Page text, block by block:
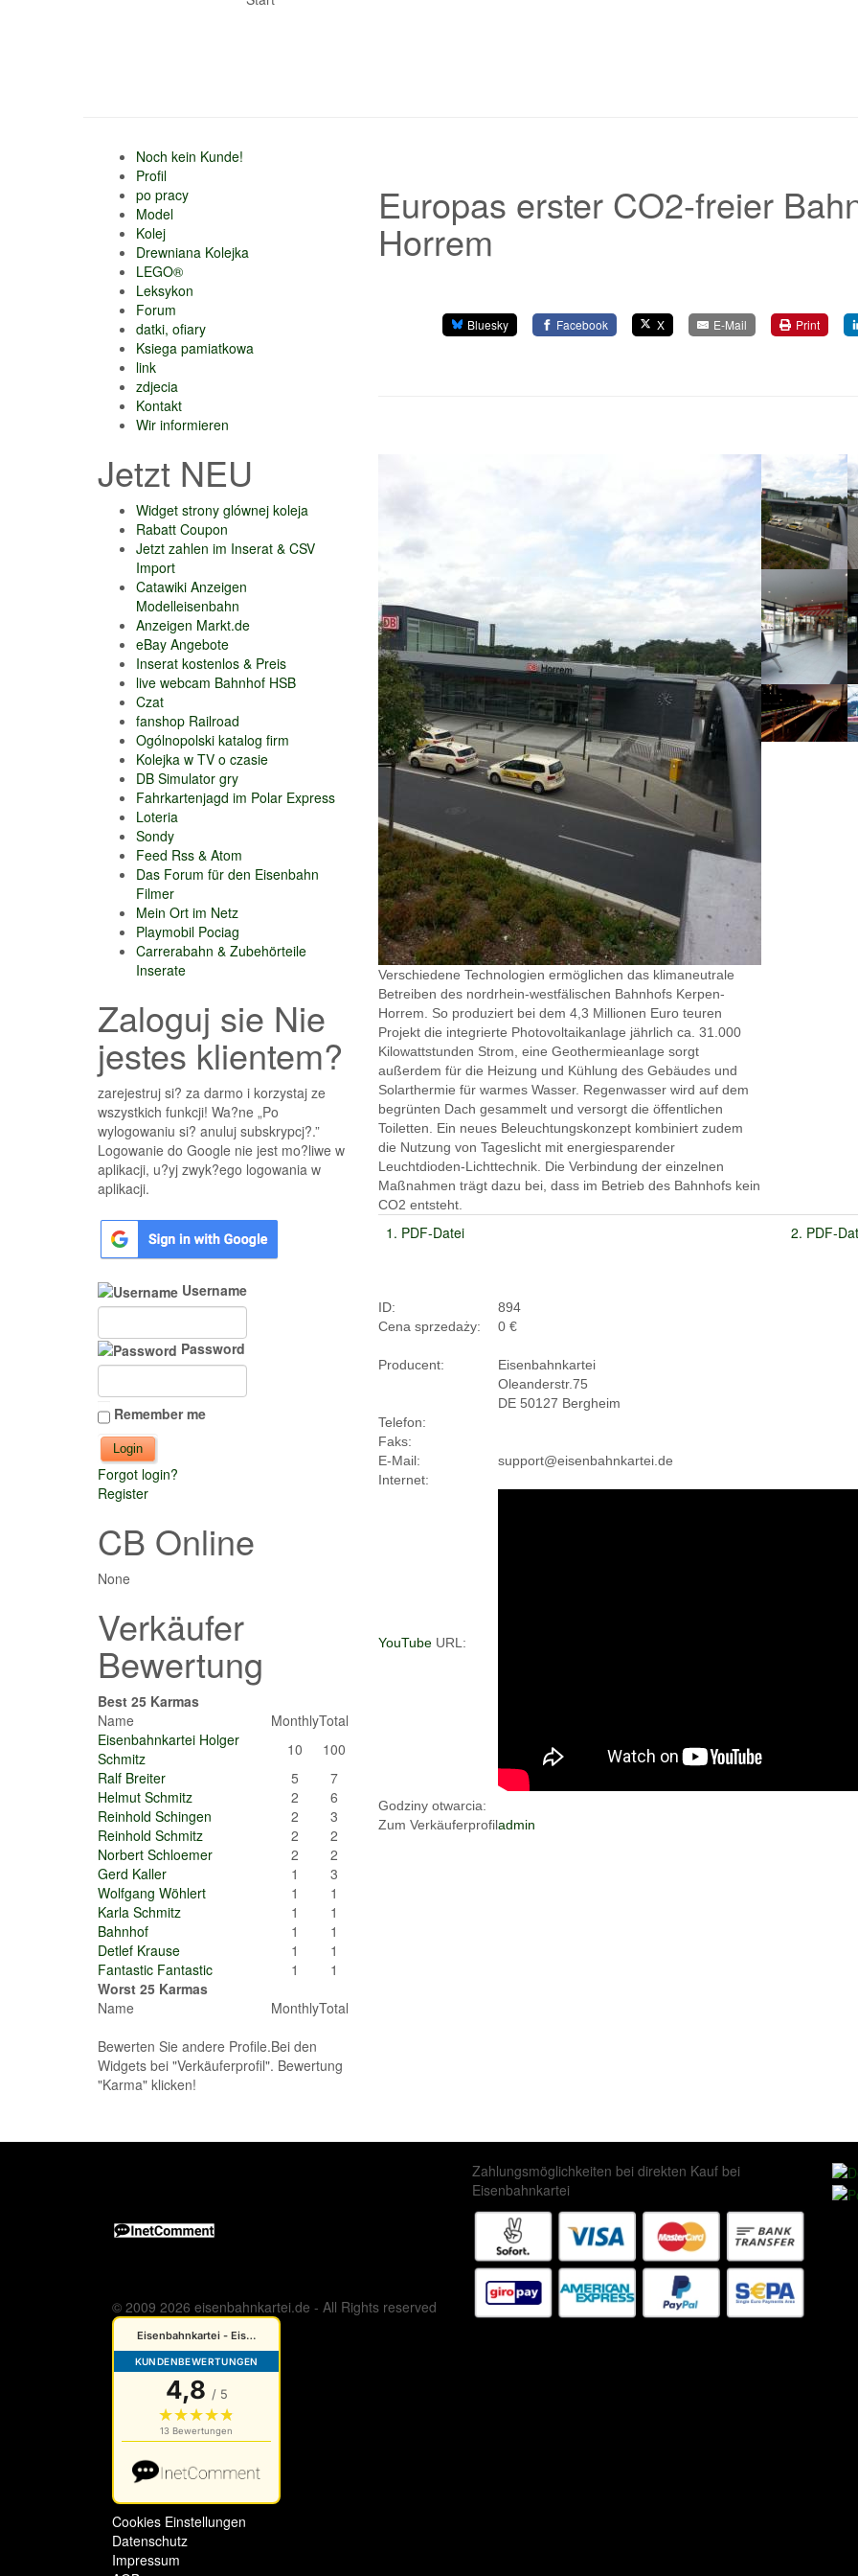
Noch kein Kunde!
Profil
po pracy
Model
Kolej
Drewniana Kolejka
LEGO®
Leksykon
Forum
datki, ofiary
Ksiega pamiatkowa
link
zdjecia
Kontakt
Wir informieren
Jetzt NEU
Widget strony glównej koleja
Rabatt Coupon
Jetzt zahlen im Inserat & CSV
Import
Catawiki Anzeigen
Modelleisenbahn
Anzeigen Markt.de
eBay Angebote
Inserat kostenlos & Preis
live webcam Bahnhof HSB
Czat
fanshop Railroad
Ogólnopolski katalog firm
Kolejka w TV o czasie
DB Simulator gry
Fahrkartenjagd im Polar Express
Loteria
Sondy
Feed Rss & Atom
Das Forum für den Eisenbahn
Filmer
Mein Ort im Netz
Playmobil Pociag
Carrerabahn & Zubehörteile
Inserate
Zaloguj sie Nie
jestes klientem?
zarejestruj si? za darmo i korzystaj ze
wszystkich funkcji! Wa?ne „Po
wylogowaniu si? anuluj subskrypcj?.”
Logowanie do Google nie jest mo?liwe w
aplikacji, u?yj zwyk?ego logowania w
aplikacji.
Username
Password
Remember me
Forgot login?
Register
CB Online
None
Verkäufer
Bewertung
Best 25 Karmas
Name
MonthlyTotal
Eisenbahnkartei Holger
Schmitz
10
100
Ralf Breiter
5
7
Helmut Schmitz
2
6
Reinhold Schingen
2
3
Reinhold Schmitz
2
2
Norbert Schloemer
2
2
Gerd Kaller
1
3
Wolfgang Wöhlert
1
1
Karla Schmitz
1
1
Bahnhof
1
1
Detlef Krause
1
1
Fantastic Fantastic
1
1
Worst 25 Karmas
Name
MonthlyTotal
Bewerten Sie andere Profile.Bei den
Widgets bei "Verkäuferprofil". Bewertung
"Karma" klicken!
Europas erster CO2-freier
Horrem
Bluesky Facebook X E-Mail Print
Verschiedene Technologien ermöglichen das klimaneutrale
Betreiben des nordrhein-westfälischen Bahnhofs Kerpen-
Horrem. So produziert bei dem 4,3 Millionen Euro teuren
Projekt die integrierte Photovoltaikanlage jährlich ca. 31.000
Kilowattstunden Strom, eine Geothermieanlage sorgt
außerdem für die Heizung und Kühlung des Gebäudes und
Solarthermie für warmes Wasser. Regenwasser wird auf dem
begrünten Dach gesammelt und versorgt die öffentlichen
Toiletten. Ein neues Beleuchtungskonzept kombiniert zudem
die Nutzung von Tageslicht mit energiesparender
Leuchtdioden-Lichttechnik. Die Verbindung der einzelnen
Maßnahmen trägt dazu bei, dass im Betrieb des Bahnhofs kein
CO2 entsteht.
1. PDF-Datei 2. PDF-
ID:
894
Cena sprzedaży:
0 €
Producent:
Eisenbahnkartei
Oleanderstr.75
DE 50127 Bergheim
Telefon:
Faks:
E-Mail:
support@eisenbahnkartei.de
Internet:
YouTubeURL:
Godziny otwarcia:
Zum Verkäuferprofiladmin
© 2009 2026 eisenbahnkartei.de - All Rights reserved
Cookies Einstellungen
Datenschutz
Impressum
Zahlungsmöglichkeiten bei direkten Kauf bei
Eisenbahnkartei